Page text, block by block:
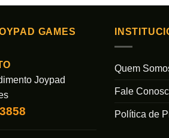
tem
variantes.
GAMES
Joypad
Quem
Fale
Política de